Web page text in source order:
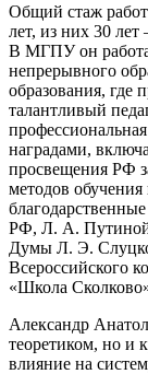
Общий стаж
лет, из них 30 лет
В МГПУ он
непрерывного
образования, где
талантливый
наградами,
просвещения РФ
методов
РФ, Л. А. Путиной,
Думы Л. Э.
Всероссийского
«Школа
Александр
теоретиком, но и
влияние на